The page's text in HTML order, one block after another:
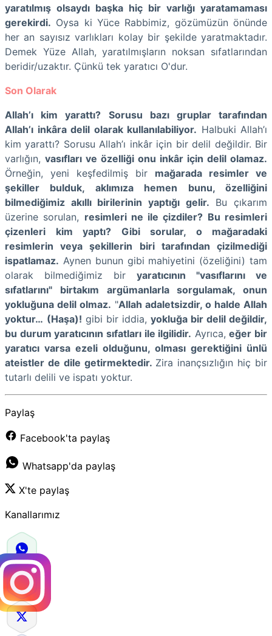
yaratılmış olsaydı başka hiç bir varlığı yaratamaması
gerekirdi. Oysa ki Yüce Rabbimiz, gözümüzün önünde
her an sayısız varlıkları kolay bir şekilde yaratmaktadır.
Demek Yüze Allah, yaratılmışların noksan sıfatlarından
beridir/uzaktır. Çünkü tek yaratıcı O'dur.
Son Olarak
Allah’ı kim yarattı? Sorusu bazı gruplar tarafından
Allah’ı inkâra delil olarak kullanılabiliyor. Halbuki Allah’ı
kim yarattı? Sorusu Allah’ı inkâr için bir delil değildir. Bir
varlığın, vasıfları ve özelliği onu inkâr için delil olamaz.
Örneğin, yeni keşfedilmiş bir mağarada resimler ve
şekiller bulduk, aklımıza hemen bunu, özelliğini
bilmediğimiz akıllı birilerinin yaptığı gelir. Bu çıkarım
üzerine sorulan, resimleri ne ile çizdiler? Bu resimleri
çizenleri kim yaptı? Gibi sorular, o mağaradaki
resimlerin veya şekillerin biri tarafından çizilmediği
ispatlamaz. Aynen bunun gibi mahiyetini (özeliğini) tam
olarak bilmediğimiz bir yaratıcının "vasıflarını ve
sıfatlarını" birtakım argümanlarla sorgulamak, onun
yokluğuna delil olmaz. "Allah adaletsizdir, o halde Allah
yoktur… (Haşa)! gibi bir iddia, yokluğa bir delil değildir,
bu durum yaratıcının sıfatları ile ilgilidir. Ayrıca,eğer bir
yaratıcı varsa ezeli olduğunu, olması gerektiğini ünlü
ateistler de dile getirmektedir. Zira inançsızlığın hiç bir
tutarlı delili ve ispatı yoktur.
Paylaş
Facebook'ta paylaş
Whatsapp'da paylaş
X'te paylaş
Kanallarımız